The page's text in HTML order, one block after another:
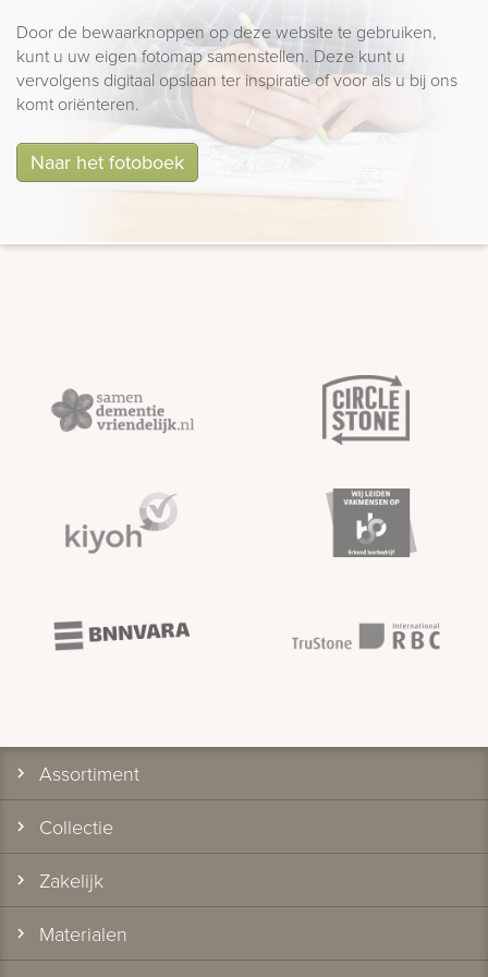
Door de bewaarknoppen op deze website te gebruiken,
kunt u uw eigen fotomap samenstellen. Deze kunt u
vervolgens digitaal opslaan ter inspiratie of voor als u bij ons
komt oriënteren.
Naar het fotoboek
Assortiment
Collectie
Zakelijk
Materialen